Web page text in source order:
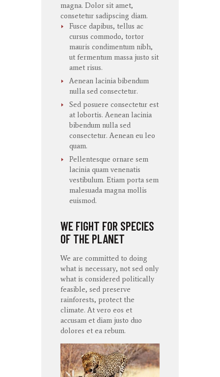
magna. Dolor sit amet,
consetetur sadipscing diam.
Fusce dapibus, tellus ac
cursus commodo, tortor
mauris condimentum nibh,
ut fermentum massa justo sit
amet risus.
Aenean lacinia bibendum
nulla sed consectetur.
Sed posuere consectetur est
at lobortis. Aenean lacinia
bibendum nulla sed
consectetur. Aenean eu leo
quam.
Pellentesque ornare sem
lacinia quam venenatis
vestibulum. Etiam porta sem
malesuada magna mollis
euismod.
WE FIGHT FOR SPECIES
OF THE PLANET
We are committed to doing
what is necessary, not sed only
what is considered politically
feasible, sed preserve
rainforests, protect the
climate. At vero eos et
accusam et diam justo duo
dolores et ea rebum.